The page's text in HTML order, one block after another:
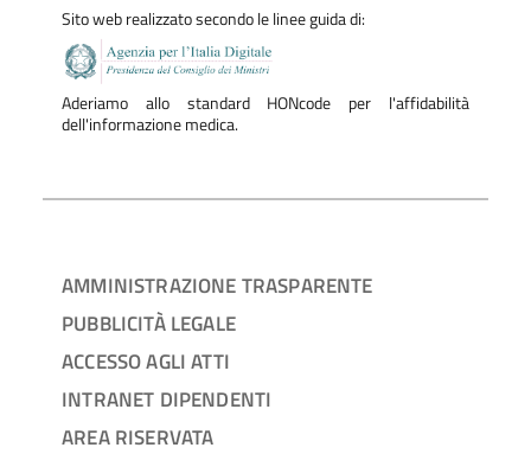
Sito web realizzato secondo le linee guida di:
Aderiamo allo standard HONcode per l'affidabilità
dell'informazione medica.
AMMINISTRAZIONE TRASPARENTE
PUBBLICITÀ LEGALE
ACCESSO AGLI ATTI
INTRANET DIPENDENTI
AREA RISERVATA